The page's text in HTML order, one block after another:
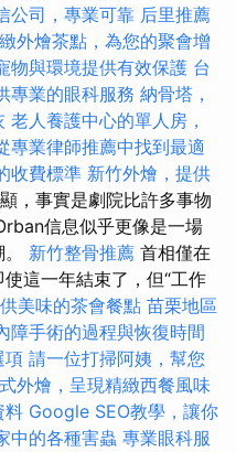
公司，專業可靠 后里推薦
外燴茶點，為您的聚會增
物與環境提供有效保護 台
專業的眼科服務 納骨塔，
老人養護中心的單人房，
專業律師推薦中找到最適
收費標準 新竹外燴，提供
，事實是劇院比許多事物
信息似乎更像是一場
新竹整骨推薦 首相僅在
這一年結束了，但“工作
美味的茶會餐點 苗栗地區
障手術的過程與恢復時間
項 請一位打掃阿姨，幫您
外燴，呈現精緻西餐風味
料 Google SEO教學，讓你
中的各種害蟲 專業眼科服